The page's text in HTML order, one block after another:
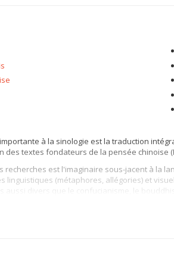
à la sinologie est la traduction
des textes fondateurs de la pensée chinoise
recherches est l'imaginaire sous-jacent à la
linguistiques (métaphores, allégories) et
aussi divers que le confucianisme, le
je m'applique à la fois aux études
enquêtes ponctuelles sur le terrain (en
d'oeuvres originales à Pékin (été 2013 :
à l'Université de Montréal, au Carrefour des
à la Bibliothèque des lettres et